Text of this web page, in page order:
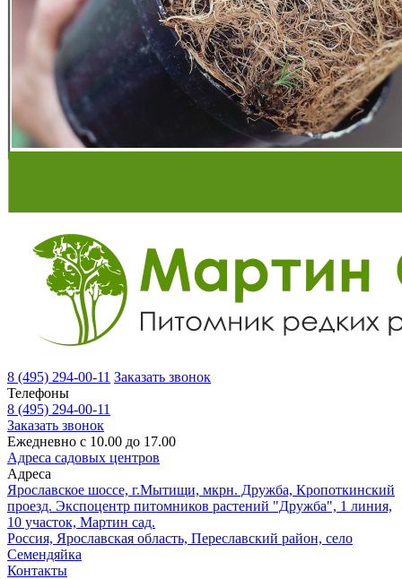
8 (495) 294-00-11 Заказать звонок
Телефоны
8 (495) 294-00-11
Заказать звонок
Ежедневно с 10.00 до 17.00
Адреса садовых центров
Адреса
Ярославское шоссе, г.Мытищи, мкрн. Дружба, Кропоткинский
проезд. Экспоцентр питомников растений "Дружба", 1 линия,
10 участок, Мартин сад.
Россия, Ярославская область, Переславский район, село
Семендяйка
Контакты